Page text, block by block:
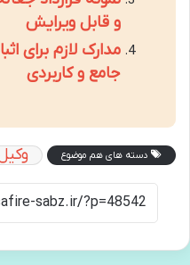
و قابل ویرایش
مدارک لازم برای
جامع و کاربردی
دسته های هم موضوع